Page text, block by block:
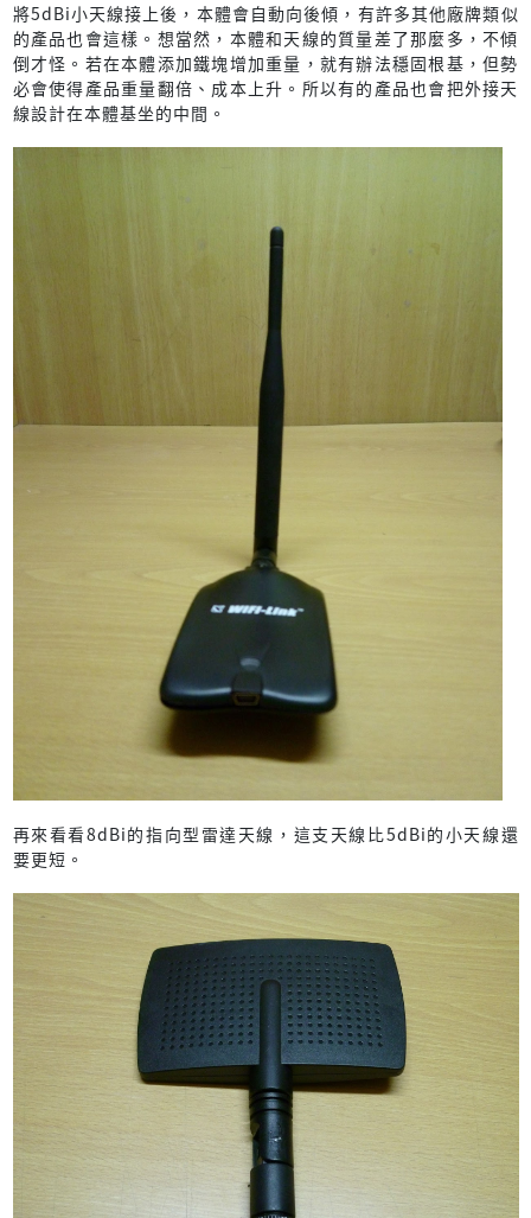
將5dBi小天線接上後，本體會自動向後傾，有許多其他廠牌類似
的產品也會這樣。想當然，本體和天線的質量差了那麼多，不傾
倒才怪。若在本體添加鐵塊增加重量，就有辦法穩固根基，但勢
必會使得產品重量翻倍、成本上升。所以有的產品也會把外接天
線設計在本體基坐的中間。
再來看看8dBi的指向型雷達天線，這支天線比5dBi的小天線還
要更短。